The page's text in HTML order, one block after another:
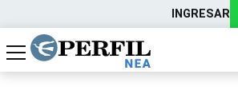
INGRESAR
Política
Economía
Actualidad